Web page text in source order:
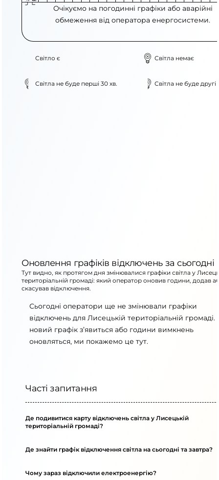
Очікуємо на погодинні графіки або аварійні
обмеження від оператора енергосистеми.
Світло є Світла немає
Світла не буде перші 30 хв. Світла не буде другі
Оновлення графіків відключень за сьогодні
Тут видно, як протягом дня змінювалися графіки світла у
територіальній громаді: який оператор оновив години, додав
скасував відключення.
Сьогодні оператори ще не змінювали графіки
відключень для Лисецькій територіальній
новий графік з’явиться або години вимкнень
оновляться, ми покажемо це тут.
Часті запитання
Де подивитися карту відключень світла у Лисецькій
територіальній громаді?
Де знайти графік відключення світла на сьогодні та завтра?
Чому зараз відключили електроенергію?